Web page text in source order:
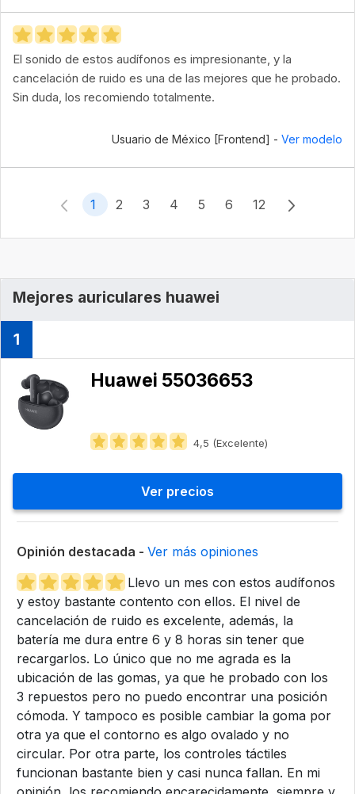
El sonido de estos audífonos es impresionante, y la
cancelación de ruido es una de las mejores que he probado.
Sin duda, los recomiendo totalmente.
Usuario de México [Frontend] - Ver modelo
1 2 3 4 5 6 12
Mejores auriculares huawei
1
Huawei ‎55036653
4,5 (Excelente)
Ver precios
Opinión destacada - Ver más opiniones
Llevo un mes con estos audífonos
y estoy bastante contento con ellos. El nivel de
cancelación de ruido es excelente, además, la
batería me dura entre 6 y 8 horas sin tener que
recargarlos. Lo único que no me agrada es la
ubicación de las gomas, ya que he probado con los
3 repuestos pero no puedo encontrar una posición
cómoda. Y tampoco es posible cambiar la goma por
otra ya que el contorno es algo ovalado y no
circular. Por otra parte, los controles táctiles
funcionan bastante bien y casi nunca fallan. En mi